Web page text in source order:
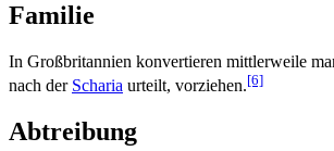
Familie
In Großbritannien konvertieren mittlerweile
nach der Scharia urteilt, vorziehen.[6]
Abtreibung